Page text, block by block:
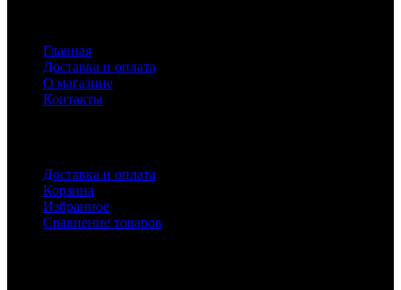
Главная
Доставка и оплата
О магазине
Контакты
Доставка и оплата
Корзина
Избранное
Сравнение товаров